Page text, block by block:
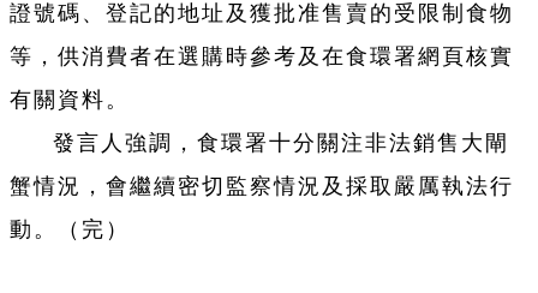
證號碼、登記的地址及獲批准售賣的受限制食物
等，供消費者在選購時參考及在食環署網頁核實
有關資料。
發言人強調，食環署十分關注非法銷售大閘
蟹情況，會繼續密切監察情況及採取嚴厲執法行
動。（完）